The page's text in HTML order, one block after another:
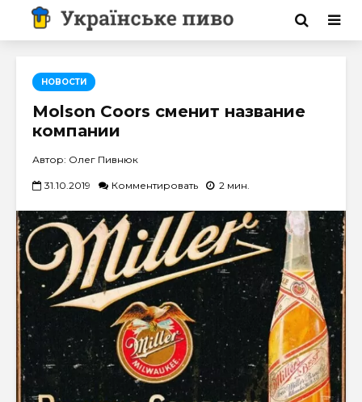
НОВОСТИ
Molson Coors сменит название
компании
Автор: Олег Пивнюк
31.10.2019 Комментировать 2 мин.